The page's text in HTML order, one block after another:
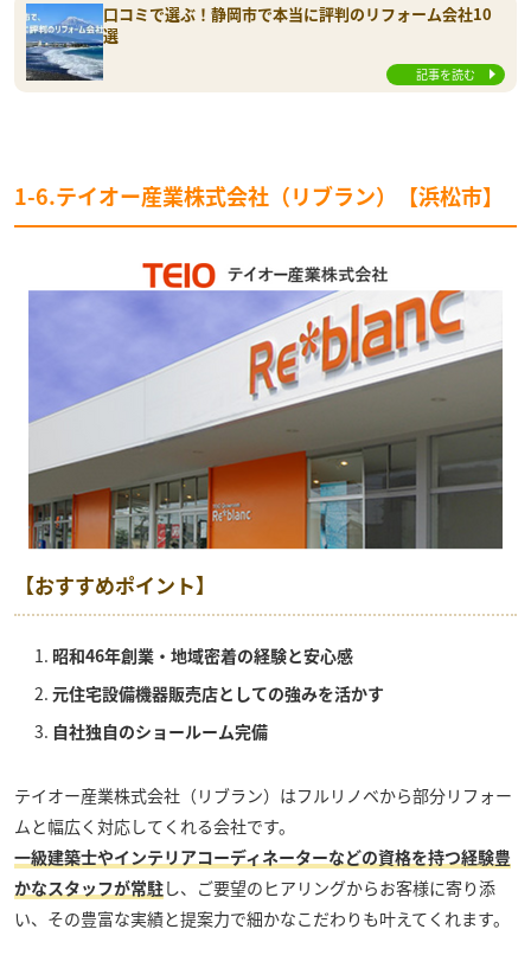
口コミで選ぶ！静岡市で本当に評判のリフォーム会社10
選
記事を読む
1-6.テイオー産業株式会社（リブラン）【浜松市】
【おすすめポイント】
昭和46年創業・地域密着の経験と安心感
元住宅設備機器販売店としての強みを活かす
自社独自のショールーム完備
テイオー産業株式会社（リブラン） はフルリノベから部分リフォー
ムと幅広く対応してくれる会社です。
一級建築士やインテリアコーディネーターなどの資格を持つ経験豊
かなスタッフが常駐し、ご要望のヒアリングからお客様に寄り添
い、その豊富な実績と提案力で細かなこだわりも叶えてくれます。